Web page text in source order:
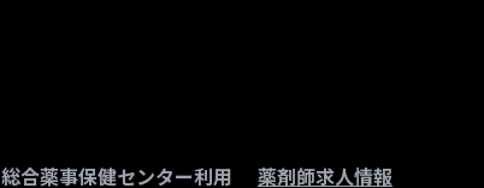
総合薬事保健センター利用
薬剤師求人情報